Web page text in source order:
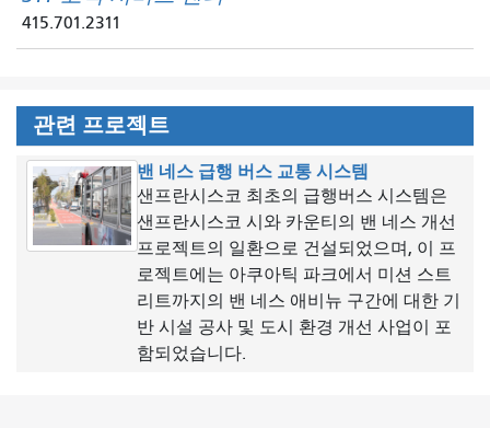
415.701.2311
관련 프로젝트
밴 네스 급행 버스 교통 시스템
샌프란시스코 최초의 급행버스 시스템은
샌프란시스코 시와 카운티의 밴 네스 개선
프로젝트의 일환으로 건설되었으며, 이 프
로젝트에는 아쿠아틱 파크에서 미션 스트
리트까지의 밴 네스 애비뉴 구간에 대한 기
반 시설 공사 및 도시 환경 개선 사업이 포
함되었습니다.